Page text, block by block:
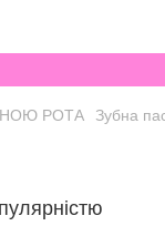
РОТА Зубна